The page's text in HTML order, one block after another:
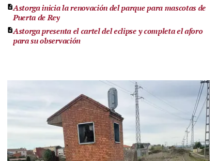
Astorga inicia la renovación del parque para mascotas de
Puerta de Rey
Astorga presenta el cartel del eclipse y completa el aforo
para su observación